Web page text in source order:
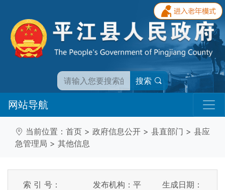
搜索
网站导航
当前位置： 首页 > 政府信息公开 > 县直部门 > 县应
急管理局 > 其他信息
索 引 号：
发布机构：平
生成日期：